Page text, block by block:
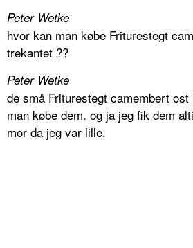
Peter Wetke
hvor kan man købe Friturestegt
trekantet ??
Peter Wetke
de små Friturestegt camembert
man købe dem. og ja jeg fik dem
mor da jeg var lille.